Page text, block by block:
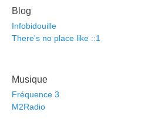
Blog
Infobidouille
There's no place like ::1
Musique
Fréquence 3
M2Radio